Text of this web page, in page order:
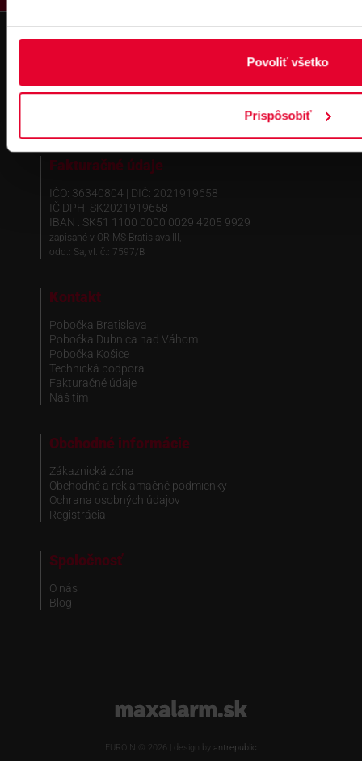
Povoliť všetko
Prispôsobiť
Fakturačné údaje
IČO: 36340804 | DIČ: 2021919658
IČ DPH: SK2021919658
IBAN : SK51 1100 0000 0029 4205 9929
zapísané v OR MS Bratislava III,
odd.: Sa, vl. č.: 7597/B
Kontakt
Pobočka Bratislava
Pobočka Dubnica nad Váhom
Pobočka Košice
Technická podpora
Fakturačné údaje
Náš tím
Obchodné informácie
Zákaznická zóna
Obchodné a reklamačné podmienky
Ochrana osobných údajov
Registrácia
Spoločnosť
O nás
Blog
www.maxalarm.sk
EUROIN © 2026 | design by antrepublic